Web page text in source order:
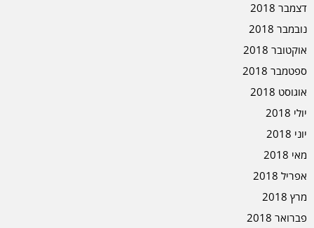
דצמבר 2018
נובמבר 2018
אוקטובר 2018
ספטמבר 2018
אוגוסט 2018
יולי 2018
יוני 2018
מאי 2018
אפריל 2018
מרץ 2018
פברואר 2018